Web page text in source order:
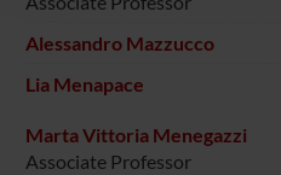
Alessandro Mazzucco
Lia Menapace
Marta Vittoria Menegazzi
Associate Professor